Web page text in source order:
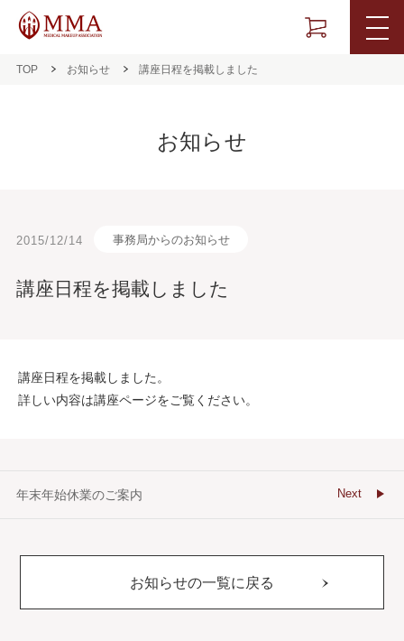
TOP お知らせ 講座日程を掲載しました
お知らせ
2015/12/14 事務局からのお知らせ
講座日程を掲載しました
講座日程を掲載しました。
詳しい内容は講座ページをご覧ください。
年末年始休業のご案内 Next
お知らせの一覧に戻る